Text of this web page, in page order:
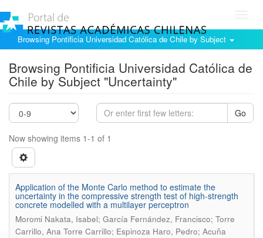
Browsing Pontificia Universidad Católica de Chile by Subject
Browsing Pontificia Universidad Católica de
Chile by Subject "Uncertainty"
Go
Now showing items 1-1 of 1
Application of the Monte Carlo method to estimate the
uncertainty in the compressive strength test of high-strength
concrete modelled with a multilayer perceptron
Moromi Nakata, Isabel; García Fernández, Francisco; Torre
Carrillo, Ana Torre Carrillo; Espinoza Haro, Pedro; Acuña